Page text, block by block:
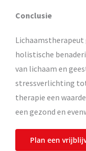
Conclusie
holistische
van lichaam en
stressverlichting
therapie een
een gezond en
Plan een